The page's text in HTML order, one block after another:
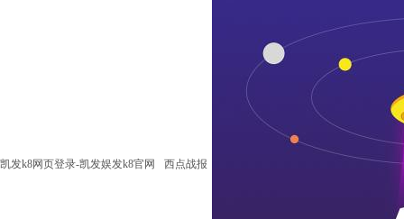
凯发k8网页登录-凯发娱发k8官网 西点战报